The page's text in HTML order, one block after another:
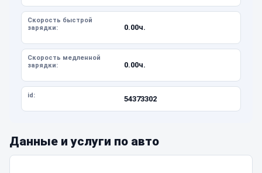
Скорость быстрой
зарядки:
0.00ч.
Скорость медленной
зарядки:
0.00ч.
id: 54373302
Данные и услуги по авто